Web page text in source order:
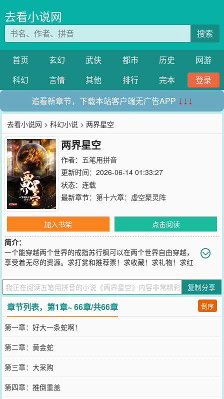
去看小说网
搜索
首页 玄幻 武侠 都市 历史
网游
科幻
言情 其他 排行 完本
登录
追看新章节，下载本站客户端无广告APP ↓↓↓
去看小说网 >科幻小说 > 两界星空
两界星空
作者： 五笔用拼音
更新时间：2026-06-14 01:33:27
状态：连载
最新章节： 第十六章：虚空聚灵阵
加入书架
点击阅读
简介：
一个能穿越两个世界的戒指苏行枫可以在两个世界自由穿越，
享受着无尽的资源。求打赏和推荐票！求收藏！求礼物！求红
了一遍，所以这本书更新现在也慢了下来。一个故事两本书的结局就
是，我的大脑快乱了。
您要是觉得《 两界星空 》还不错的话请不要忘记向您QQ群和微博微信
里的朋友推荐哦！
复制分享
章节列表，第1章~ 66章/共66章 倒序
第一章：好大一条蛇啊！
第二章：黄金蛇
第三章：大采购
第四章：推倒重盖